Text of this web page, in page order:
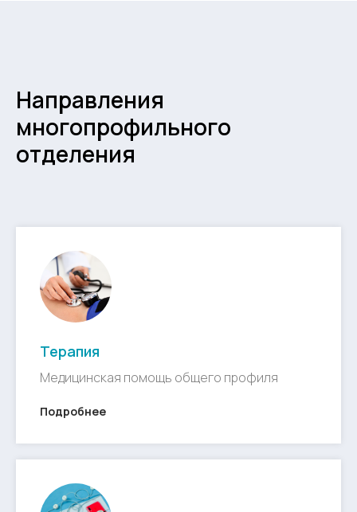
Направления
многопрофильного
отделения
Терапия
Медицинская помощь общего профиля
Подробнее